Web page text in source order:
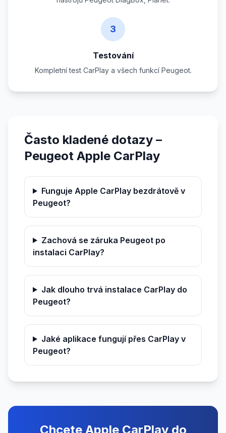
3
Testování
Kompletní test CarPlay a všech funkcí Peugeot.
Často kladené dotazy –
Peugeot Apple CarPlay
Funguje Apple CarPlay bezdrátově v
Peugeot?
Zachová se záruka Peugeot po
instalaci CarPlay?
Jak dlouho trvá instalace CarPlay do
Peugeot?
Jaké aplikace fungují přes CarPlay v
Peugeot?
Chcete Apple CarPlay do